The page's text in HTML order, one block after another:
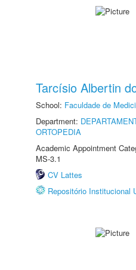
Tarcísio Albertin
School: Faculdade de
Department:
ORTOPEDIA
Academic Appointment
MS-3.1
CV Lattes
Repositório Institucional